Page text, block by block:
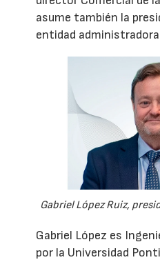
asume también la
entidad
Gabriel López Ruiz,
Gabriel López es
por la Universidad